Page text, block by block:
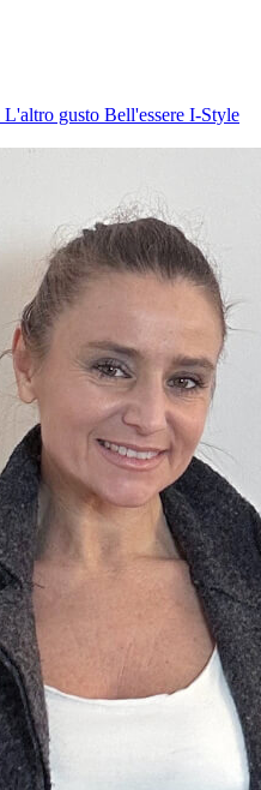
L'altro gusto Bell'essere I-Style